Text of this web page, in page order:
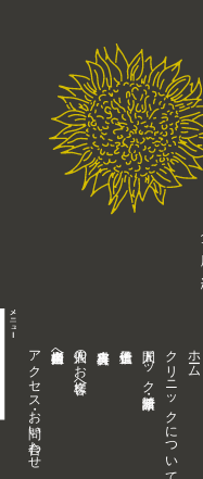
アクセス・お問い合わせ 企業内担当者様へ 個人のお客様へ 人間ドック・健康診断 クリニックについて ホーム